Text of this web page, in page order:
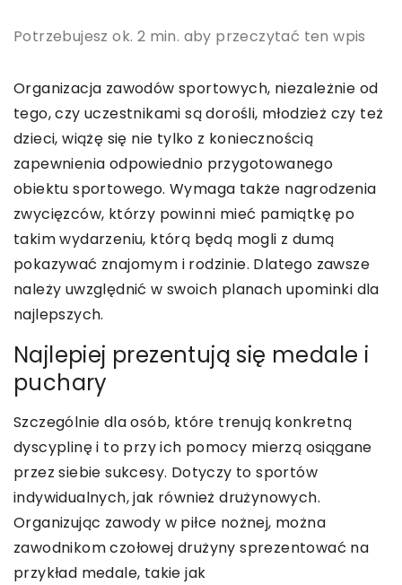
Potrzebujesz ok. 2 min. aby przeczytać ten wpis
Organizacja zawodów sportowych, niezależnie od
tego, czy uczestnikami są dorośli, młodzież czy też
dzieci, wiążę się nie tylko z koniecznością
zapewnienia odpowiednio przygotowanego
obiektu sportowego. Wymaga także nagrodzenia
zwycięzców, którzy powinni mieć pamiątkę po
takim wydarzeniu, którą będą mogli z dumą
pokazywać znajomym i rodzinie. Dlatego zawsze
należy uwzględnić w swoich planach upominki dla
najlepszych.
Najlepiej prezentują się medale i
puchary
Szczególnie dla osób, które trenują konkretną
dyscyplinę i to przy ich pomocy mierzą osiągane
przez siebie sukcesy. Dotyczy to sportów
indywidualnych, jak również drużynowych.
Organizując zawody w piłce nożnej, można
zawodnikom czołowej drużyny sprezentować na
przykład medale, takie jak